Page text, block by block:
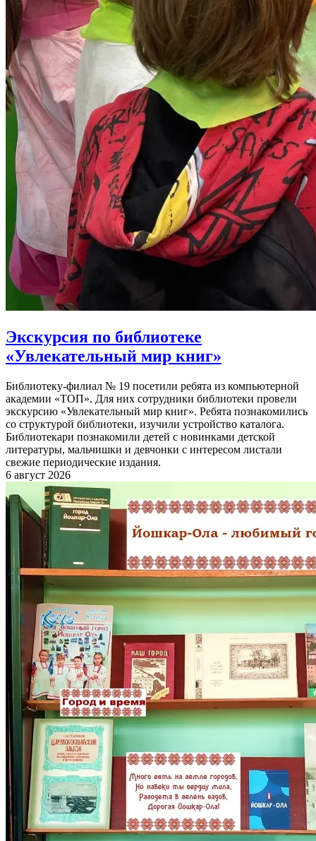
Экскурсия по библиотеке
«Увлекательный мир книг»
Библиотеку-филиал № 19 посетили ребята из компьютерной
академии «ТОП». Для них сотрудники библиотеки провели
экскурсию «Увлекательный мир книг». Ребята познакомились
со структурой библиотеки, изучили устройство каталога.
Библиотекари познакомили детей с новинками детской
литературы, мальчишки и девчонки с интересом листали
свежие периодические издания.
6 август 2026